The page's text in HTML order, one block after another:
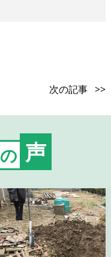
次の記事 >>
の 声